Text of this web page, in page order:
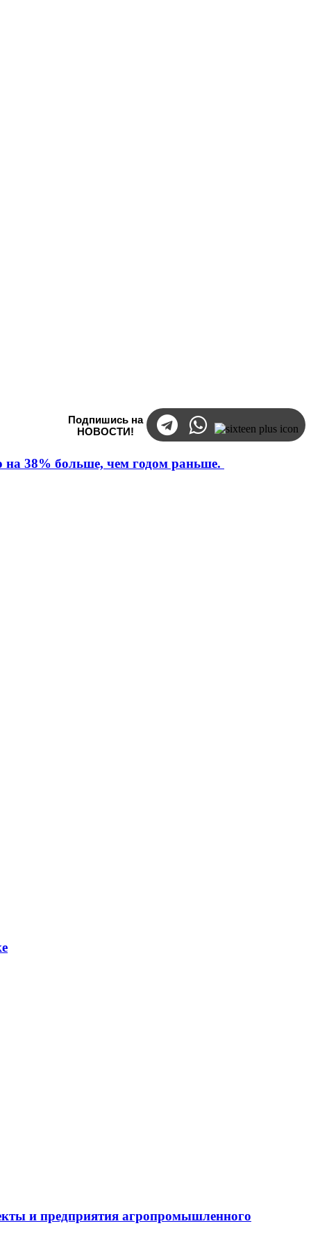
Подпишись на
НОВОСТИ!
на 38% больше, чем годом раньше.
и предприятия агропромышленного